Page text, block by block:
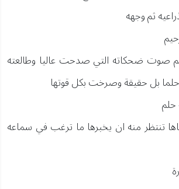
ثم وجهه
صوت ضحكاته التي صدحت عاليا وطالعته
بل حقيقة وصرخت بكل قوتها
تنتظر منه ان يخبرها ما ترغب في سماعه